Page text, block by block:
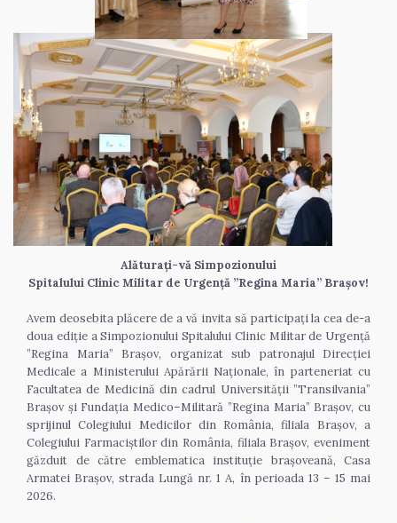
Alăturați-vă Simpozionului
Spitalului Clinic Militar de Urgență ”Regina Maria” Brașov!
Avem deosebita plăcere de a vă invita să participați la cea de-a
doua ediție a Simpozionului Spitalului Clinic Militar de Urgență
”Regina Maria” Brașov, organizat sub patronajul Direcției
Medicale a Ministerului Apărării Naționale, în parteneriat cu
Facultatea de Medicină din cadrul Universității ”Transilvania”
Brașov și Fundația Medico–Militară ”Regina Maria” Brașov, cu
sprijinul Colegiului Medicilor din România, filiala Brașov, a
Colegiului Farmaciștilor din România, filiala Brașov, eveniment
găzduit de către emblematica instituție brașoveană, Casa
Armatei Brașov, strada Lungă nr. 1 A, în perioada 13 – 15 mai
2026.